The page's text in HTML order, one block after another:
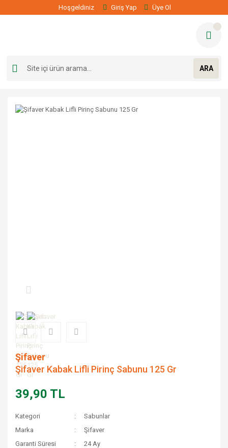
Hoşgeldiniz Giriş Yap Üye Ol
ARA
Şifaver
Şifaver Kabak Lifli Pirinç Sabunu 125 Gr
39,90 TL
Kategori
Sabunlar
Marka
Şifaver
Garanti Süresi
24 Ay